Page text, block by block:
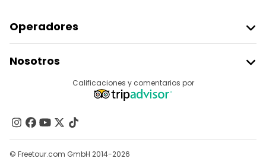
Operadores
Acceder Como Proveedor
Programa De Afiliados
Nosotros
Contacto
Grupos
Ayuda
Calificaciones y comentarios por
© Freetour.com GmbH 2014-2026